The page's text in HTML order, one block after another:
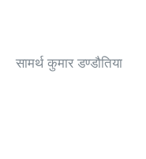
सामर्थ कुमार डण्डौतिया